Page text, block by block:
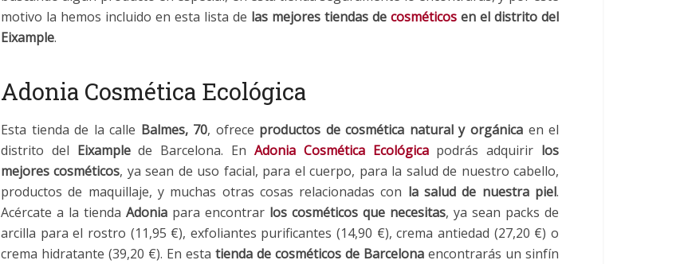
motivo la hemos incluido en esta lista de las mejores tiendas de cosméticos en el distrito del
Eixample.
Adonia Cosmética Ecológica
Esta tienda de la calle Balmes, 70, ofrece productos de cosmética natural y orgánicaen el
distrito del Eixamplede Barcelona. En Adonia Cosmética Ecológicapodrás adquirir los
mejores cosméticos, ya sean de uso facial, para el cuerpo, para la salud de nuestro cabello,
productos de maquillaje, y muchas otras cosas relacionadas con la salud de nuestra piel.
Acércate a la tienda Adonia para encontrar los cosméticos que necesitas, ya sean packs de
arcilla para el rostro (11,95 €), exfoliantes purificantes (14,90 €), crema antiedad (27,20 €) o
crema hidratante (39,20 €). En esta tienda de cosméticos de Barcelona encontrarás un sinfín